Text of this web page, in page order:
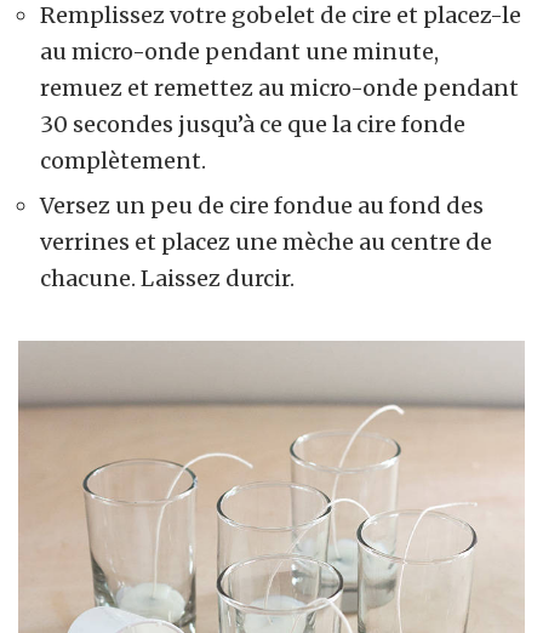
Remplissez votre gobelet de cire et placez-le
au micro-onde pendant une minute,
remuez et remettez au micro-onde pendant
30 secondes jusqu’à ce que la cire fonde
complètement.
Versez un peu de cire fondue au fond des
verrines et placez une mèche au centre de
chacune. Laissez durcir.